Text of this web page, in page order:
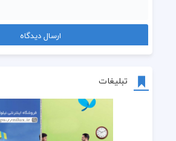
تبلیغات